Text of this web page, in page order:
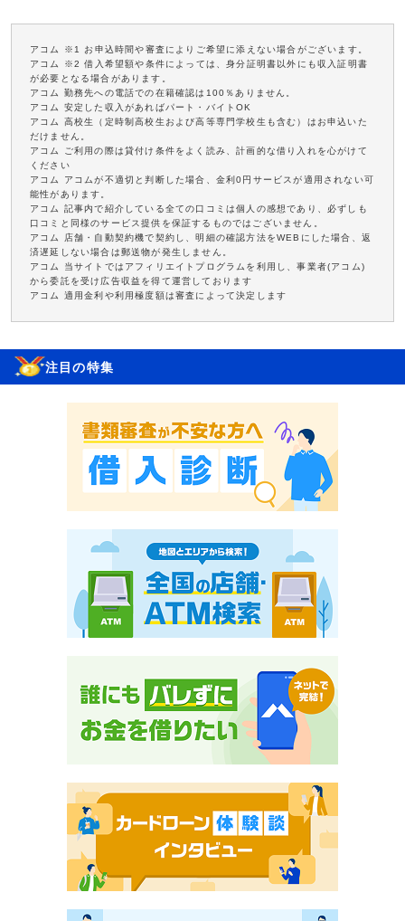
アコム ※1 お申込時間や審査によりご希望に添えない場合がございます。
アコム ※2 借入希望額や条件によっては、身分証明書以外にも収入証明書
が必要となる場合があります。
アコム 勤務先への電話での在籍確認は100％ありません。
アコム 安定した収入があればパート・バイトOK
アコム 高校生（定時制高校生および高等専門学校生も含む）はお申込いた
だけません。
アコム ご利用の際は貸付け条件をよく読み、計画的な借り入れを心がけて
ください
アコム アコムが不適切と判断した場合、金利0円サービスが適用されない可
能性があります。
アコム 記事内で紹介している全ての口コミは個人の感想であり、必ずしも
口コミと同様のサービス提供を保証するものではございません。
アコム 店舗・自動契約機で契約し、明細の確認方法をWEBにした場合、返
済遅延しない場合は郵送物が発生しません。
アコム 当サイトではアフィリエイトプログラムを利用し、事業者(アコム)
から委託を受け広告収益を得て運営しております
アコム 適用金利や利用極度額は審査によって決定します
注目の特集